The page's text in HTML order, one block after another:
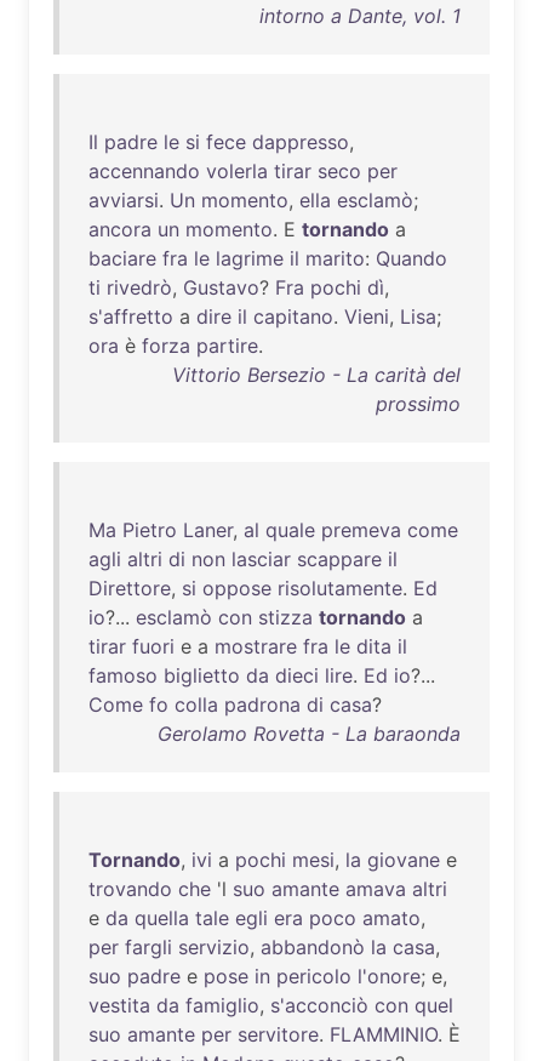
intorno a Dante, vol. 1
Il padre le si fece dappresso,
accennando volerla tirar seco per
avviarsi. Un momento, ella esclamò;
ancora un momento. E tornando a
baciare fra le lagrime il marito: Quando
ti rivedrò, Gustavo? Fra pochi dì,
s'affretto a dire il capitano. Vieni, Lisa;
ora è forza partire.
Vittorio Bersezio - La carità del
prossimo
Ma Pietro Laner, al quale premeva come
agli altri di non lasciar scappare il
Direttore, si oppose risolutamente. Ed
io?... esclamò con stizza tornando a
tirar fuori e a mostrare fra le dita il
famoso biglietto da dieci lire. Ed io?...
Come fo colla padrona di casa?
Gerolamo Rovetta - La baraonda
Tornando, ivi a pochi mesi, la giovane e
trovando che 'l suo amante amava altri
e da quella tale egli era poco amato,
per fargli servizio, abbandonò la casa,
suo padre e pose in pericolo l'onore; e,
vestita da famiglio, s'acconciò con quel
suo amante per servitore. FLAMMINIO. È